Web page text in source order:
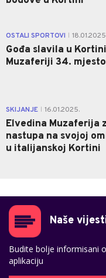
OSTALI SPORTOVI
Gođa slavila u
Muzaferiji 34.
SKIJANJE 16.01.2025.
Elvedina Muzaferija
nastupa na svojoj
u italijanskoj Kortini
Naše
Budite bolje informisani
aplikaciju